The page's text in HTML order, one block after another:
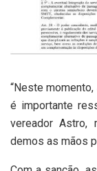
“Neste
é importante
vereador Astro,
demos as mãos